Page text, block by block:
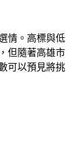
情。高標與低
但隨著高雄市
可以預見將挑